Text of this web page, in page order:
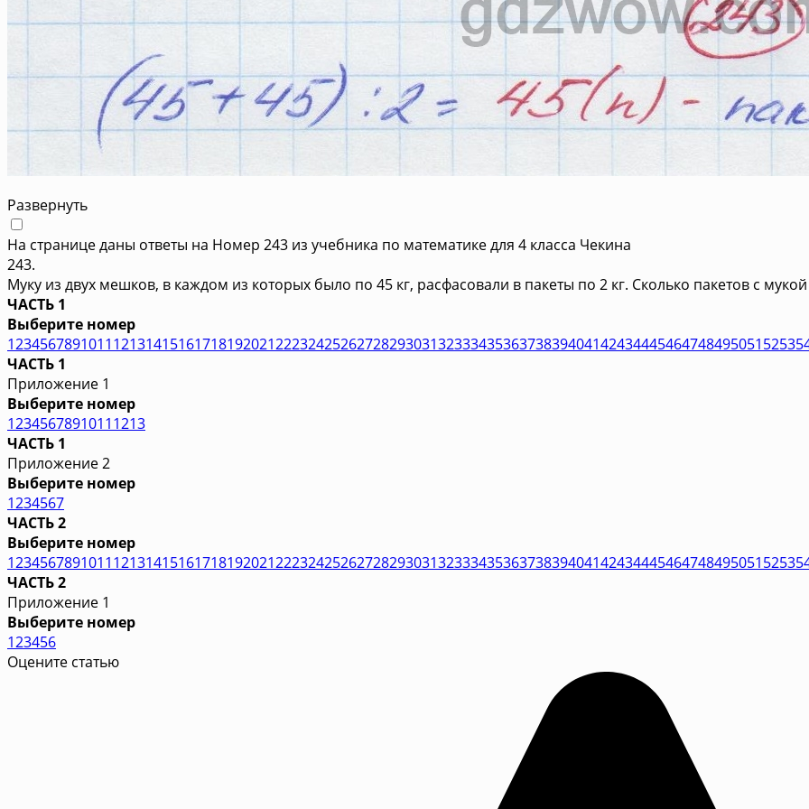
Развернуть
На странице даны ответы на Номер 243 из учебника по математике для 4 класса Чекина
243.
Муку из двух мешков, в каждом из которых было по 45 кг, расфасовали в пакеты по 2 кг. Сколько пакетов с
ЧАСТЬ 1
Выберите номер
1234567891011121314151617181920212223242526272829303132333435363738394041424344454647484950515253
ЧАСТЬ 1
Приложение 1
Выберите номер
12345678910111213
ЧАСТЬ 1
Приложение 2
Выберите номер
1234567
ЧАСТЬ 2
Выберите номер
1234567891011121314151617181920212223242526272829303132333435363738394041424344454647484950515253
ЧАСТЬ 2
Приложение 1
Выберите номер
123456
Оцените статью